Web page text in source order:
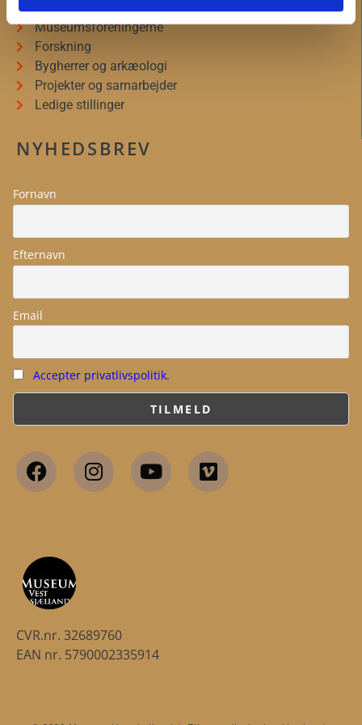
Bliv frivillig
Museumsforeningerne
Forskning
Bygherrer og arkæologi
Projekter og samarbejder
Ledige stillinger
NYHEDSBREV
Fornavn
Efternavn
Email
Accepter privatlivspolitik.
CVR.nr. 32689760
EAN nr. 5790002335914